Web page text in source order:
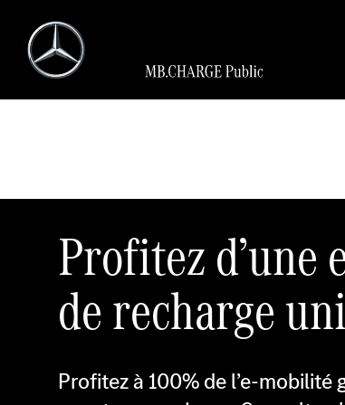
Profitez d’une
de recharge
Profitez à 100% de l’e-mobilité